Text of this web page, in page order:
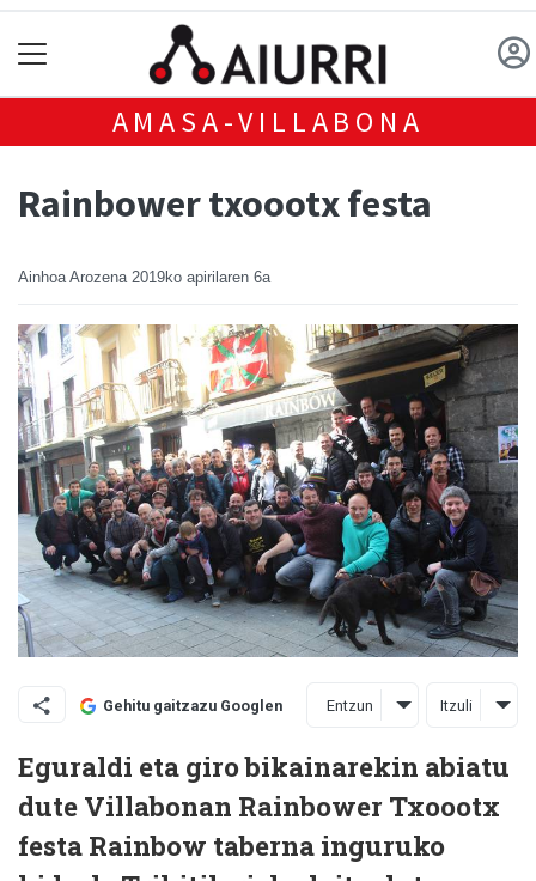
AMASA-VILLABONA
Rainbower txoootx festa
Ainhoa Arozena 2019ko apirilaren 6a
Gehitu gaitzazu Googlen Entzun Itzuli
Eguraldi eta giro bikainarekin abiatu
dute Villabonan Rainbower Txoootx
festa Rainbow taberna inguruko